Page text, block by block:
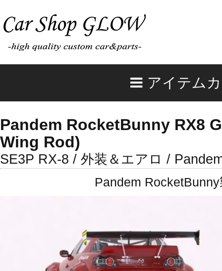
アイテム
Pandem RocketBunny RX8
Wing Rod)
SE3P RX-8 / 外装＆エアロ /
Pandem